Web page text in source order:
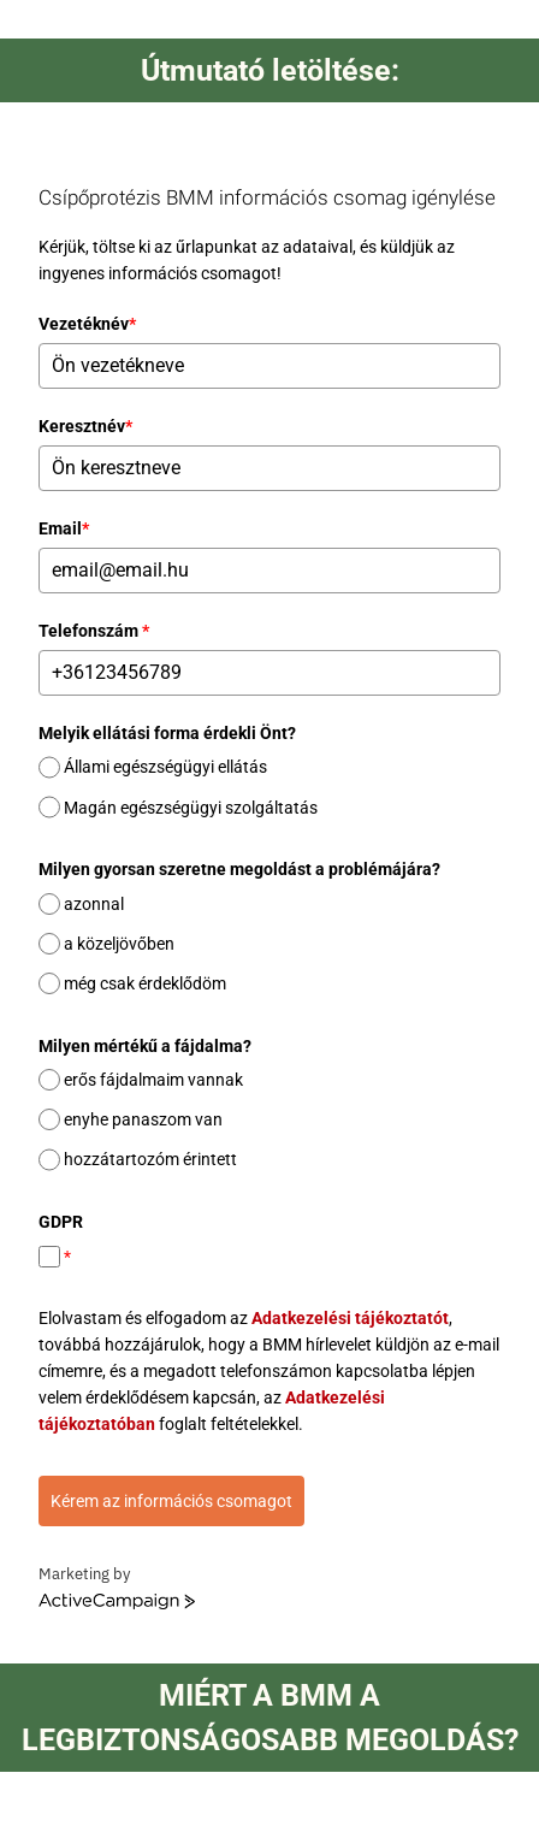
Útmutató letöltése:
Csípőprotézis BMM információs csomag igénylése
Kérjük, töltse ki az űrlapunkat az adataival, és küldjük az
ingyenes információs csomagot!
Vezetéknév*
Keresztnév*
Email *
Telefonszám*
Melyik ellátási forma érdekli Önt?
Állami egészségügyi ellátás
Magán egészségügyi szolgáltatás
Milyen gyorsan szeretne megoldást a problémájára?
azonnal
a közeljövőben
még csak érdeklődöm
Milyen mértékű a fájdalma?
erős fájdalmaim vannak
enyhe panaszom van
hozzátartozóm érintett
GDPR
*
Elolvastam és elfogadom azAdatkezelési tájékoztatót,
továbbá hozzájárulok, hogy a BMM hírlevelet küldjön az e-mail
címemre, és a megadott telefonszámon kapcsolatba lépjen
velem érdeklődésem kapcsán, azAdatkezelési
tájékoztatóbanfoglalt feltételekkel.
Kérem az információs csomagot
Marketing by
ActiveCampaign
MIÉRT A BMM A
LEGBIZTONSÁGOSABB MEGOLDÁS?